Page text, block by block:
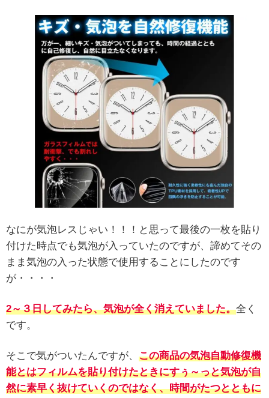
なにが気泡レスじゃい！！！と思って最後の一枚を貼り
付けた時点でも気泡が入っていたのですが、諦めてその
まま気泡の入った状態で使用することにしたのです
が・・・・
2～３日してみたら、気泡が全く消えていました。全く
です。
そこで気がついたんですが、 この商品の気泡自動修復機
能とはフィルムを貼り付けたときにすぅ～っと気泡が自
然に素早く抜けていくのではなく、時間がたつとともに